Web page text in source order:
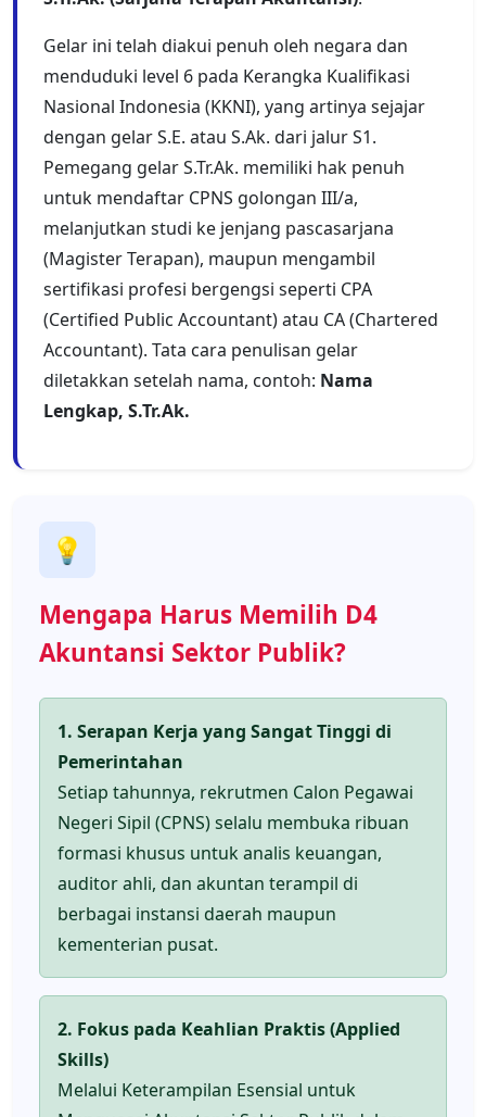
Gelar ini telah diakui penuh oleh negara dan
menduduki level 6 pada Kerangka Kualifikasi
Nasional Indonesia (KKNI), yang artinya sejajar
dengan gelar S.E. atau S.Ak. dari jalur S1.
Pemegang gelar S.Tr.Ak. memiliki hak penuh
untuk mendaftar CPNS golongan III/a,
melanjutkan studi ke jenjang pascasarjana
(Magister Terapan), maupun mengambil
sertifikasi profesi bergengsi seperti CPA
(Certified Public Accountant) atau CA (Chartered
Accountant). Tata cara penulisan gelar
diletakkan setelah nama, contoh: Nama
Lengkap, S.Tr.Ak.
💡
Mengapa Harus Memilih D4
Akuntansi Sektor Publik?
1. Serapan Kerja yang Sangat Tinggi di
Pemerintahan
Setiap tahunnya, rekrutmen Calon Pegawai
Negeri Sipil (CPNS) selalu membuka ribuan
formasi khusus untuk analis keuangan,
auditor ahli, dan akuntan terampil di
berbagai instansi daerah maupun
kementerian pusat.
2. Fokus pada Keahlian Praktis (Applied
Skills)
Melalui Keterampilan Esensial untuk